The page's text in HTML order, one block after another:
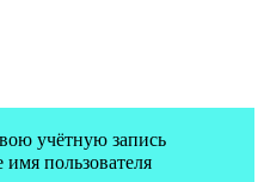
учётную запись
пользователя